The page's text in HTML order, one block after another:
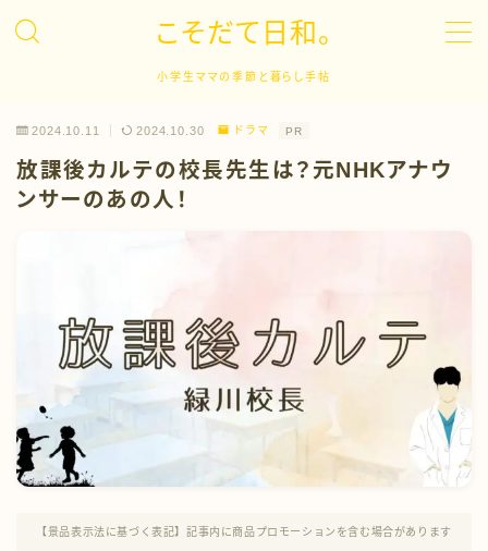
こそだて日和。
小学生ママの季節と暮らし手帖
キャリア
ドラマ
イベント
日常生活
2024.10.11 2024.10.30 ドラマ PR
放課後カルテの校長先生は？元NHKアナウ
ンサーのあの人！
【景品表示法に基づく表記】記事内に商品プロモーションを含む場合があります